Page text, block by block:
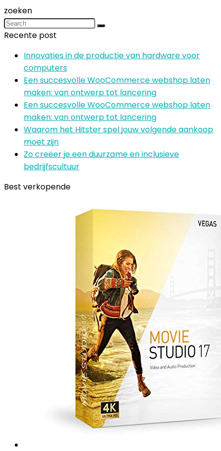
zoeken
Recente post
Innovaties in de productie van hardware voor
computers
Een succesvolle WooCommerce webshop laten
maken: van ontwerp tot lancering
Een succesvolle WooCommerce webshop laten
maken: van ontwerp tot lancering
Waarom het Hitster spel jouw volgende aankoop
moet zijn
Zo creëer je een duurzame en inclusieve
bedrijfscultuur
Best verkopende